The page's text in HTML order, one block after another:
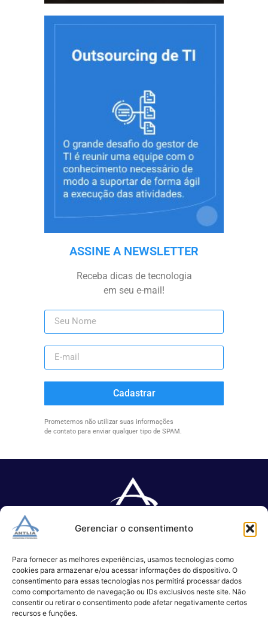
Gerenciar o consentimento
Para fornecer as melhores experiências, usamos tecnologias como
cookies para armazenar e/ou acessar informações do dispositivo. O
consentimento para essas tecnologias nos permitirá processar dados
como comportamento de navegação ou IDs exclusivos neste site. Não
consentir ou retirar o consentimento pode afetar negativamente certos
recursos e funções.
ASSINE A NEWSLETTER
Receba dicas de tecnologia
em seu e-mail!
Cadastrar
Prometemos não utilizar suas informações
de contato para enviar qualquer tipo de SPAM.
TI.
(11) 3017-0999